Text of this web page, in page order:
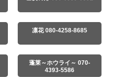
凛花 080-4258-8685
蓬莱～ホウライ～ 070-
4393-5586